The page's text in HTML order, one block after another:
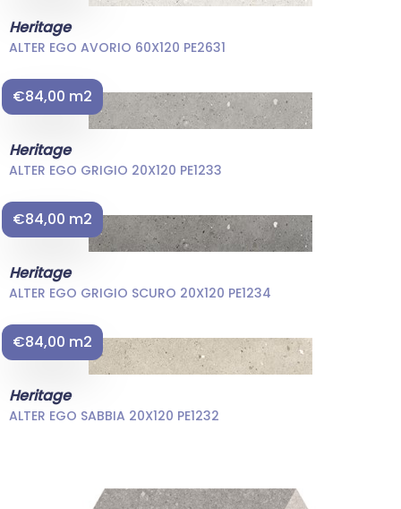
Heritage
ALTER EGO AVORIO 60X120 PE2631
€84,00 m2
Heritage
ALTER EGO GRIGIO 20X120 PE1233
€84,00 m2
Heritage
ALTER EGO GRIGIO SCURO 20X120 PE1234
€84,00 m2
Heritage
ALTER EGO SABBIA 20X120 PE1232